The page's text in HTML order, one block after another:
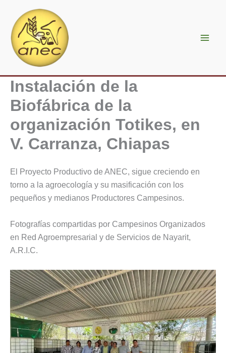
contenido
Instalación de la
Biofábrica de la
organización Totikes, en
V. Carranza, Chiapas
El Proyecto Productivo de ANEC, sigue creciendo en
torno a la agroecología y su masificación con los
pequeños y medianos Productores Campesinos.
Fotografías compartidas por Campesinos Organizados
en Red Agroempresarial y de Servicios de Nayarit,
A.R.I.C.